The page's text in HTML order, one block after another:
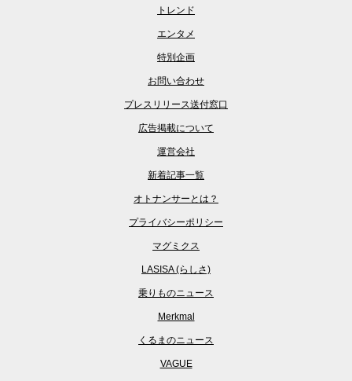
トレンド
エンタメ
特別企画
お問い合わせ
プレスリリース送付窓口
広告掲載について
運営会社
新着記事一覧
オトナンサーとは？
プライバシーポリシー
マグミクス
LASISA (らしさ)
乗りものニュース
Merkmal
くるまのニュース
VAGUE